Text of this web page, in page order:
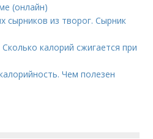
(онлайн)
сырников из творог. Сырник
калорий сжигается при
Чем полезен